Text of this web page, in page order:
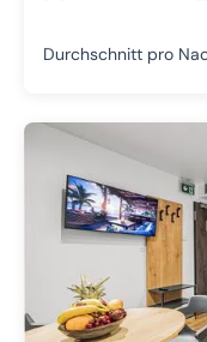
Durchschnitt pro